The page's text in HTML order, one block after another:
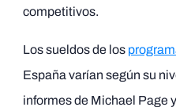
competitivos.
Los sueldos de los
España varían según su
informes de Michael Page